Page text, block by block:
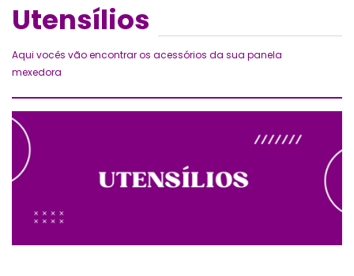
Utensílios
Aqui vocês vão encontrar os acessórios da sua panela
mexedora